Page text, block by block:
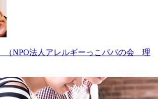
NPO法人アレルギーっこパパの会 理